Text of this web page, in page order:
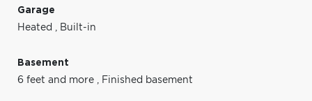
Garage
Heated , Built-in
Basement
6 feet and more , Finished basement